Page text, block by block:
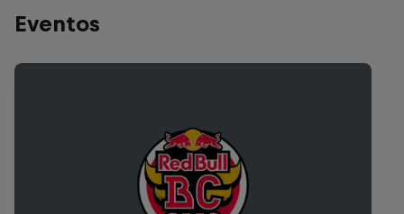
Eventos